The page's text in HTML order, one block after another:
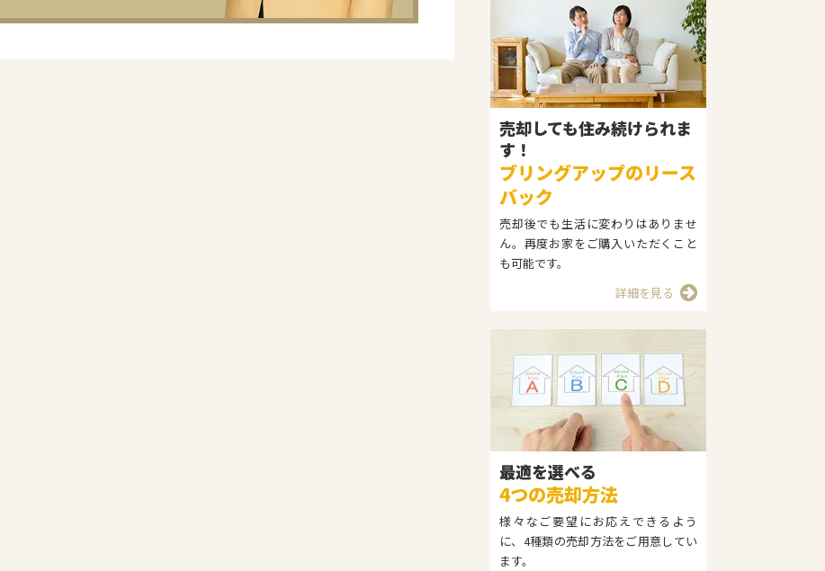
売却しても住み続けられま
す！
ブリングアップのリース
バック
売却後でも生活に変わりはありませ
ん。再度お家をご購入いただくこと
も可能です。
詳細を見る
最適を選べる
4つの売却方法
様々なご要望にお応えできるよう
に、4種類の売却方法をご用意してい
ます。